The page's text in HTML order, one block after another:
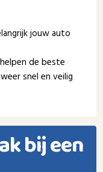
jouw auto
de beste
snel en veilig
bij een